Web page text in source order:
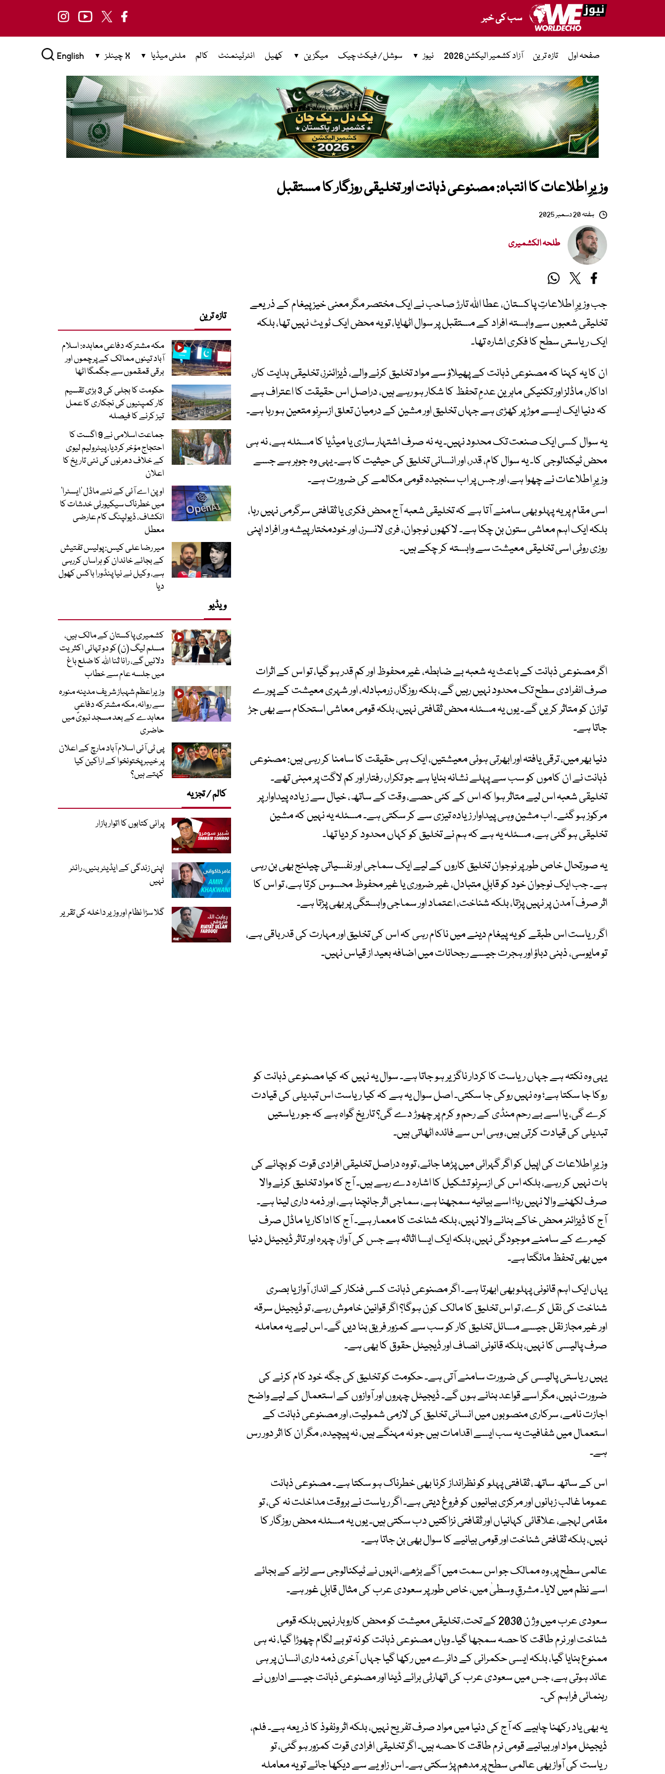
سب کی خبر
صفحہ اول تازہ ترین آزاد کشمیر الیکشن 2026 نیوز سوشل / فیکٹ چیک میگزین کھیل انٹرٹینمنٹ کالم ملٹی میڈیا X چینلز English
وزیرِ اطلاعات کا انتباہ: مصنوعی ذہانت اور تخلیقی روزگار کا مستقبل
ہفتہ 20 دسمبر 2025
طلحہ الکشمیری
جب وزیرِ اطلاعاتِ پاکستان، عطا اللہ تارڑ صاحب نے ایک مختصر مگر معنی خیز پیغام کے ذریعے
تخلیقی شعبوں سے وابستہ افراد کے مستقبل پر سوال اٹھایا، تو یہ محض ایک ٹویٹ نہیں تھا، بلکہ
ایک ریاستی سطح کا فکری اشارہ تھا۔
ان کا یہ کہنا کہ مصنوعی ذہانت کے پھیلاؤ سے مواد تخلیق کرنے والے، ڈیزائنرز، تخلیقی ہدایت کار،
اداکار، ماڈلز اور تکنیکی ماہرین عدمِ تحفظ کا شکار ہو رہے ہیں، دراصل اس حقیقت کا اعتراف ہے
کہ دنیا ایک ایسے موڑ پر کھڑی ہے جہاں تخلیق اور مشین کے درمیان تعلق ازسرِنو متعین ہو رہا ہے۔
یہ سوال کسی ایک صنعت تک محدود نہیں۔ یہ نہ صرف اشتہار سازی یا میڈیا کا مسئلہ ہے، نہ ہی
محض ٹیکنالوجی کا۔ یہ سوال کام، قدر، اور انسانی تخلیق کی حیثیت کا ہے۔ یہی وہ جوہر ہے جسے
وزیرِ اطلاعات نے چھوا ہے، اور جس پر اب سنجیدہ قومی مکالمے کی ضرورت ہے۔
اسی مقام پر یہ پہلو بھی سامنے آتا ہے کہ تخلیقی شعبہ آج محض فکری یا ثقافتی سرگرمی نہیں رہا،
بلکہ ایک اہم معاشی ستون بن چکا ہے۔ لاکھوں نوجوان، فری لانسرز، اور خودمختار پیشہ ور افراد اپنی
روزی روٹی اسی تخلیقی معیشت سے وابستہ کر چکے ہیں۔
اگر مصنوعی ذہانت کے باعث یہ شعبہ بے ضابطہ، غیر محفوظ اور کم قدر ہو گیا، تو اس کے اثرات
صرف انفرادی سطح تک محدود نہیں رہیں گے، بلکہ روزگار، زرمبادلہ، اور شہری معیشت کے پورے
توازن کو متاثر کریں گے۔ یوں یہ مسئلہ محض ثقافتی نہیں، بلکہ قومی معاشی استحکام سے بھی جڑ
جاتا ہے۔
دنیا بھر میں، ترقی یافتہ اور ابھرتی ہوئی معیشتیں، ایک ہی حقیقت کا سامنا کر رہی ہیں: مصنوعی
ذہانت نے ان کاموں کو سب سے پہلے نشانہ بنایا ہے جو تکرار، رفتار اور کم لاگت پر مبنی تھے۔
تخلیقی شعبہ اس لیے متاثر ہوا کہ اس کے کئی حصے، وقت کے ساتھ، خیال سے زیادہ پیداوار پر
مرکوز ہو گئے۔ اب مشین وہی پیداوار زیادہ تیزی سے کر سکتی ہے۔ مسئلہ یہ نہیں کہ مشین
تخلیقی ہو گئی ہے، مسئلہ یہ ہے کہ ہم نے تخلیق کو کہاں محدود کر دیا تھا۔
یہ صورتحال خاص طور پر نوجوان تخلیق کاروں کے لیے ایک سماجی اور نفسیاتی چیلنج بھی بن رہی
ہے۔ جب ایک نوجوان خود کو قابلِ متبادل، غیر ضروری یا غیر محفوظ محسوس کرتا ہے، تو اس کا
اثر صرف آمدن پر نہیں پڑتا، بلکہ شناخت، اعتماد اور سماجی وابستگی پر بھی پڑتا ہے۔
اگر ریاست اس طبقے کو یہ پیغام دینے میں ناکام رہی کہ اس کی تخلیق اور مہارت کی قدر باقی ہے،
تو مایوسی، ذہنی دباؤ اور ہجرت جیسے رجحانات میں اضافہ بعید از قیاس نہیں۔
یہی وہ نکتہ ہے جہاں ریاست کا کردار ناگزیر ہو جاتا ہے۔ سوال یہ نہیں کہ کیا مصنوعی ذہانت کو
روکا جا سکتا ہے؛ وہ نہیں روکی جا سکتی۔ اصل سوال یہ ہے کہ کیا ریاست اس تبدیلی کی قیادت
کرے گی، یا اسے بے رحم منڈی کے رحم و کرم پر چھوڑ دے گی؟ تاریخ گواہ ہے کہ جو ریاستیں
تبدیلی کی قیادت کرتی ہیں، وہی اس سے فائدہ اٹھاتی ہیں۔
وزیرِ اطلاعات کی اپیل کو اگر گہرائی میں پڑھا جائے، تو وہ دراصل تخلیقی افرادی قوت کو بچانے کی
بات نہیں کر رہے، بلکہ اس کی ازسرِنو تشکیل کا اشارہ دے رہے ہیں۔ آج کا مواد تخلیق کرنے والا
صرف لکھنے والا نہیں رہا؛ اسے بیانیہ سمجھنا ہے، سماجی اثر جانچنا ہے، اور ذمہ داری لینا ہے۔
آج کا ڈیزائنر محض خاکے بنانے والا نہیں، بلکہ شناخت کا معمار ہے۔ آج کا اداکار یا ماڈل صرف
کیمرے کے سامنے موجودگی نہیں، بلکہ ایک ایسا اثاثہ ہے جس کی آواز، چہرہ اور تاثر ڈیجیٹل دنیا
میں بھی تحفظ مانگتا ہے۔
یہاں ایک اہم قانونی پہلو بھی ابھرتا ہے۔ اگر مصنوعی ذہانت کسی فنکار کے انداز، آواز یا بصری
شناخت کی نقل کرے، تو اس تخلیق کا مالک کون ہوگا؟ اگر قوانین خاموش رہے، تو ڈیجیٹل سرقہ
اور غیر مجاز نقل جیسے مسائل تخلیق کار کو سب سے کمزور فریق بنا دیں گے۔ اس لیے یہ معاملہ
صرف پالیسی کا نہیں، بلکہ قانونی انصاف اور ڈیجیٹل حقوق کا بھی ہے۔
یہیں ریاستی پالیسی کی ضرورت سامنے آتی ہے۔ حکومت کو تخلیق کی جگہ خود کام کرنے کی
ضرورت نہیں، مگر اسے قواعد بنانے ہوں گے۔ ڈیجیٹل چہروں اور آوازوں کے استعمال کے لیے واضح
اجازت نامے، سرکاری منصوبوں میں انسانی تخلیق کی لازمی شمولیت، اور مصنوعی ذہانت کے
استعمال میں شفافیت یہ سب ایسے اقدامات ہیں جو نہ مہنگے ہیں، نہ پیچیدہ، مگر ان کا اثر دور رس
ہے۔
اس کے ساتھ ساتھ، ثقافتی پہلو کو نظرانداز کرنا بھی خطرناک ہو سکتا ہے۔ مصنوعی ذہانت
عموما غالب زبانوں اور مرکزی بیانیوں کو فروغ دیتی ہے۔ اگر ریاست نے بروقت مداخلت نہ کی، تو
مقامی لہجے، علاقائی کہانیاں اور ثقافتی نزاکتیں دب سکتی ہیں۔ یوں یہ مسئلہ محض روزگار کا
نہیں، بلکہ ثقافتی شناخت اور قومی بیانیے کا سوال بھی بن جاتا ہے۔
عالمی سطح پر، وہ ممالک جو اس سمت میں آگے بڑھے، انہوں نے ٹیکنالوجی سے لڑنے کے بجائے
اسے نظم میں لایا۔ مشرقِ وسطیٰ میں، خاص طور پر سعودی عرب کی مثال قابلِ غور ہے۔
سعودی عرب میں وژ‎ ن 2030 کے تحت، تخلیقی معیشت کو محض کاروبار نہیں بلکہ قومی
شناخت اور نرم طاقت کا حصہ سمجھا گیا۔ وہاں مصنوعی ذہانت کو نہ تو بے لگام چھوڑا گیا، نہ ہی
ممنوع بنایا گیا، بلکہ ایسی حکمرانی کے دائرے میں رکھا گیا جہاں آخری ذمہ داری انسان پر ہی
عائد ہوتی ہے، جس میں سعودی عرب کی اتھارٹی برائے ڈیٹا اور مصنوعی ذہانت جیسے اداروں نے
رہنمائی فراہم کی۔
یہ بھی یاد رکھنا چاہیے کہ آج کی دنیا میں مواد صرف تفریح نہیں، بلکہ اثر ونفوذ کا ذریعہ ہے۔ فلم،
ڈیجیٹل مواد اور بیانیے قومی نرم طاقت کا حصہ ہیں۔ اگر تخلیقی افرادی قوت کمزور ہو گئی، تو
ریاست کی آواز بھی عالمی سطح پر مدھم پڑ سکتی ہے۔ اس زاویے سے دیکھا جائے تو یہ معاملہ
تازہ ترین
مکہ مشترکہ دفاعی معاہدہ: اسلام
آباد تینوں ممالک کے پرچموں اور
برقی قمقموں سے جگمگا اٹھا
حکومت کا بجلی کی 3 بڑی تقسیم
کار کمپنیوں کی نجکاری کا عمل
تیز کرنے کا فیصلہ
جماعت اسلامی نے 9 اگست کا
احتجاج مؤخر کردیا، پیٹرولیم لیوی
کے خلاف دھرنوں کی نئی تاریخ کا
اعلان
اوپن اے آئی کے نئے ماڈل ’ایسٹرا‘
میں خطرناک سیکیورٹی خدشات کا
انکشاف، ڈیولپنگ کام عارضی
معطل
میر رضا علی کیس: پولیس تفتیش
کے بجائے خاندان کو ہراساں کررہی
ہے، وکیل نے نیا پنڈورا باکس کھول
دیا
ویڈیو
کشمیری پاکستان کے مالک ہیں،
مسلم لیگ (ن) کو دو تہائی اکثریت
دلائیں گے، رانا ثنا اللہ کا ضلع باغ
میں جلسہ عام سے خطاب
وزیراعظم شہباز شریف مدینہ منورہ
سے روانہ، مکہ مشترکہ دفاعی
معاہدے کے بعد مسجد نبویؐ میں
حاضری
پی ٹی آئی اسلام آباد مارچ کے اعلان
پر خیبر پختونخوا کے اراکین کیا
کہتے ہیں؟
کالم / تجزیہ
پرانی کتابوں کا اتوار بازار
اپنی زندگی کے ایڈیٹر بنیں، رائٹر
نہیں
گلا سڑا نظام اور وزیر داخلہ کی تقریر